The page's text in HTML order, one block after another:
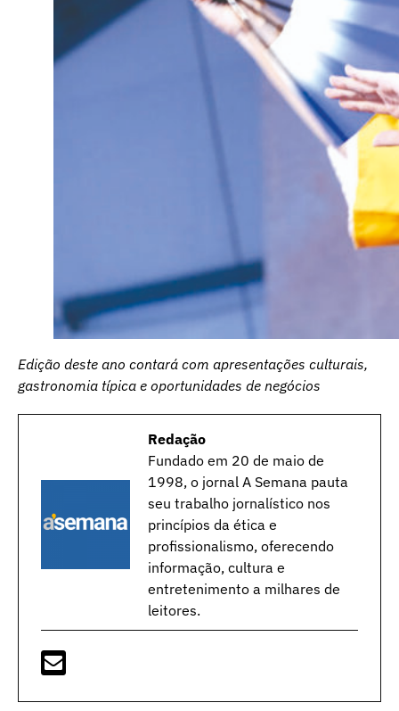
Edição deste ano contará com apresentações culturais,
gastronomia típica e oportunidades de negócios
Redação
Fundado em 20 de maio de
1998, o jornal A Semana pauta
seu trabalho jornalístico nos
princípios da ética e
profissionalismo, oferecendo
informação, cultura e
entretenimento a milhares de
leitores.